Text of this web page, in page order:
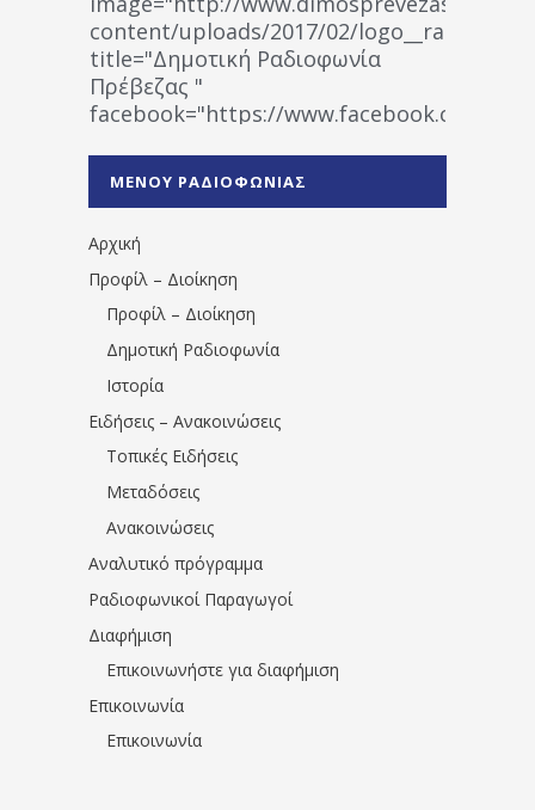
content/uploads/2017/02/
title="Δημοτική Ραδιοφωνία
Πρέβεζας "
facebook="https://www.facebook.com/
1531194763766854/" artist="" ]
ΜΕΝΟΥ ΡΑΔΙΟΦΩΝΙΑΣ
Αρχική
Προφίλ – Διοίκηση
Προφίλ – Διοίκηση
Δημοτική Ραδιοφωνία
Ιστορία
Ειδήσεις – Ανακοινώσεις
Τοπικές Ειδήσεις
Μεταδόσεις
Ανακοινώσεις
Αναλυτικό πρόγραμμα
Ραδιοφωνικοί Παραγωγοί
Διαφήμιση
Επικοινωνήστε για διαφήμιση
Επικοινωνία
Επικοινωνία